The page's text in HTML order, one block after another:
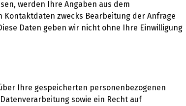
werden Ihre Angaben aus dem
zwecks Bearbeitung der Anfrage
Daten geben wir nicht ohne Ihre Einwilligung
Ihre gespeicherten personenbezogenen
sowie ein Recht auf